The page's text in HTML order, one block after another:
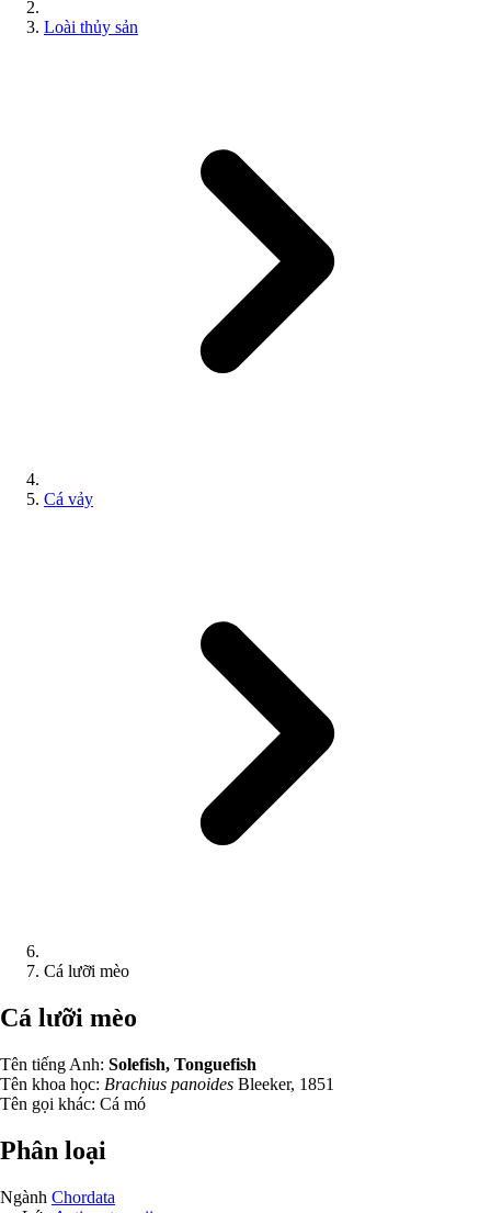
Loài thủy sản
Cá vảy
Cá lưỡi mèo
Cá lưỡi mèo
Tên tiếng Anh: Solefish, Tonguefish
Tên khoa học: Brachius panoides Bleeker, 1851
Tên gọi khác: Cá mó
Phân loại
Ngành Chordata